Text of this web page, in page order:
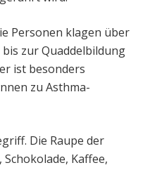
Personen klagen über
zur Quaddelbildung
ist besonders
zu Asthma-
Die Raupe der
Kaffee,